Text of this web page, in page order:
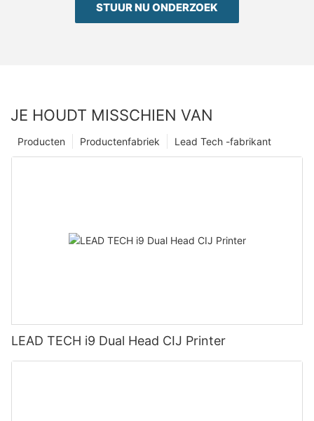
STUUR NU ONDERZOEK
JE HOUDT MISSCHIEN VAN
Lead Tech -fabrikant
Productenfabriek
Producten
LEAD TECH i9 Dual Head CIJ Printer